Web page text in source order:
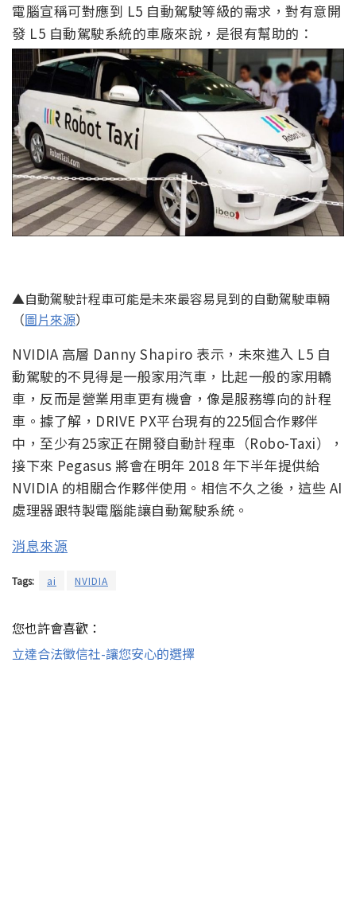
電腦宣稱可對應到 L5 自動駕駛等級的需求，對有意開
發 L5 自動駕駛系統的車廠來說，是很有幫助的：
▲自動駕駛計程車可能是未來最容易見到的自動駕駛車輛
（圖片來源）
NVIDIA 高層 Danny Shapiro 表示，未來進入 L5 自
動駕駛的不見得是一般家用汽車，比起一般的家用轎
車，反而是營業用車更有機會，像是服務導向的計程
車。據了解，DRIVE PX平台現有的225個合作夥伴
中，至少有25家正在開發自動計程車（Robo-Taxi），
接下來 Pegasus 將會在明年 2018 年下半年提供給
NVIDIA 的相關合作夥伴使用。相信不久之後，這些 AI
處理器跟特製電腦能讓自動駕駛系統。
消息來源
Tags: ai NVIDIA
您也許會喜歡：
立達合法徵信社-讓您安心的選擇